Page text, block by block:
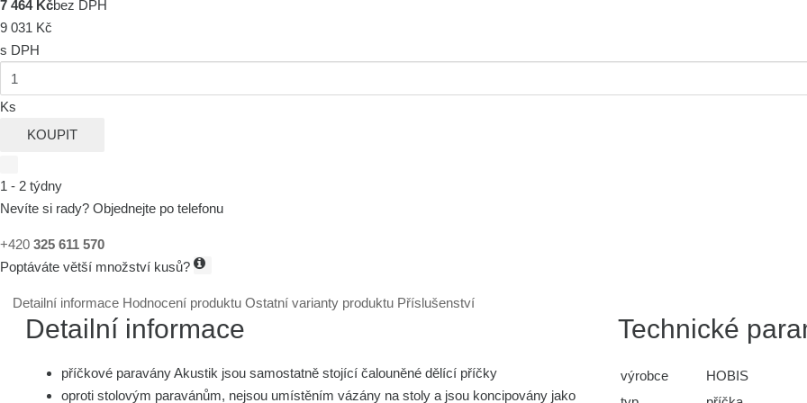
7 464 Kčbez DPH
9 031 Kč
s DPH
Ks
KOUPIT
1 - 2 týdny
Nevíte si rady? Objednejte po telefonu
+420 325 611 570
Poptáváte větší množství kusů?
Detailní informace Hodnocení produktuOstatní varianty produktu Příslušenství
Detailní informace
příčkové paravány Akustik jsou samostatně stojící čalouněné dělící příčky
oproti stolovým paravánům, nejsou umístěním vázány na stoly a jsou koncipovány jako
Technické
výrobce
HOBIS